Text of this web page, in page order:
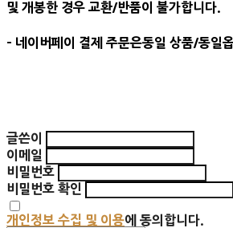
및 개봉한 경우 교환/반품이 불가합니다.
- 네이버페이 결제 주문은동일 상품/동일
글쓴이
이메일
비밀번호
비밀번호 확인
개인정보 수집 및 이용에 동의합니다.